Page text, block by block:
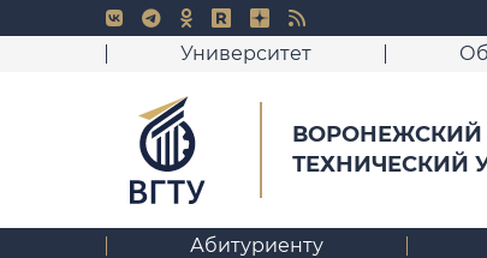
Университет
ВОРОНЕЖСКИЙ
ТЕХНИЧЕСКИЙ
Абитуриенту